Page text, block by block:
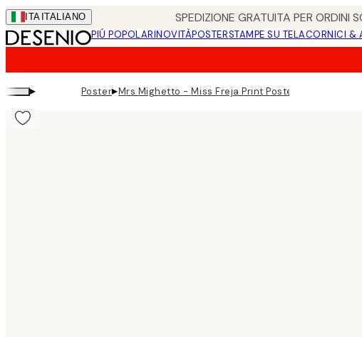
Skip
to
main
ITA ITALIANO SPEDIZIONE GRATUITA PER ORDINI
PIÚ POPOLARINOVITÀPOSTERSTAMPE SU TELACORNICI &
▸ Poster▸Mrs Mighetto - Miss Freja Print Poster